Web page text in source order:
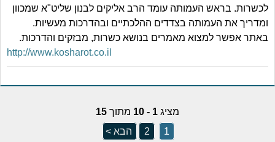
לכשרות. בראש העמותה עומד הרב אליקים לבנון שליט"א שמכוון
ומדריך את העמותה בצדדים ההלכתיים ובהדרכות מעשיות.
באתר אפשר למצוא מאמרים בנושא כשרות, מבזקים והדרכות.
http://www.kosharot.co.il
מציג 1 - 10 מתוך 15
1
2 הבא >